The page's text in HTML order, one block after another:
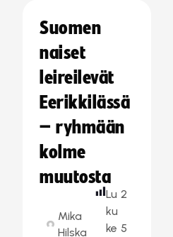
Suomen
naiset
leireilevät
Eerikkilässä
– ryhmään
kolme
muutosta
Mika
Hilska
Lu
ku
ke
2
5